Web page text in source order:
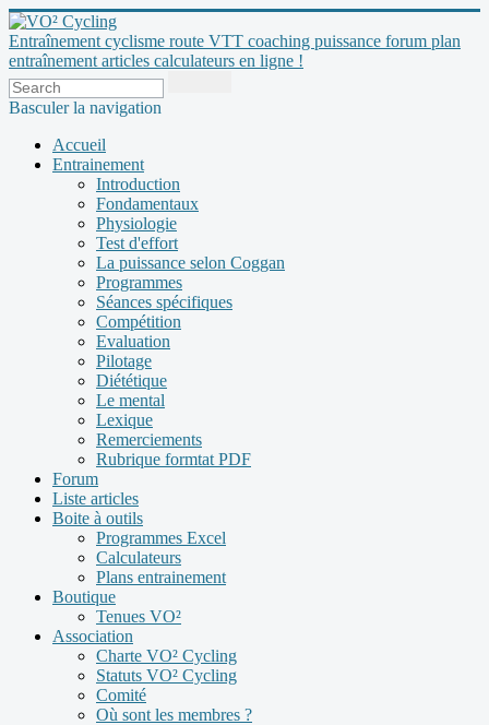
Entraînement cyclisme route VTT coaching puissance forum plan
entraînement articles calculateurs en ligne !
Basculer la navigation
Accueil
Entrainement
Introduction
Fondamentaux
Physiologie
Test d'effort
La puissance selon Coggan
Programmes
Séances spécifiques
Compétition
Evaluation
Pilotage
Diététique
Le mental
Lexique
Remerciements
Rubrique formtat PDF
Forum
Liste articles
Boite à outils
Programmes Excel
Calculateurs
Plans entrainement
Boutique
Tenues VO²
Association
Charte VO² Cycling
Statuts VO² Cycling
Comité
Où sont les membres ?